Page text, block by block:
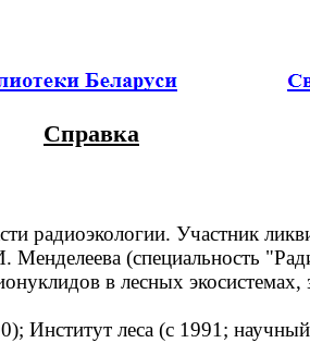
Справка
радиоэкологии. Участник
(специальность
в лесных
леса (с 1991; научный